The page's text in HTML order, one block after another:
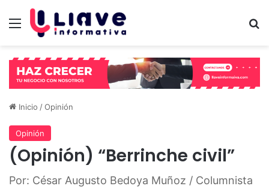
Menú
Inicio /Opinión
Opinión
(Opinión) “Berrinche civil”
Por: César Augusto Bedoya Muñoz / Columnista